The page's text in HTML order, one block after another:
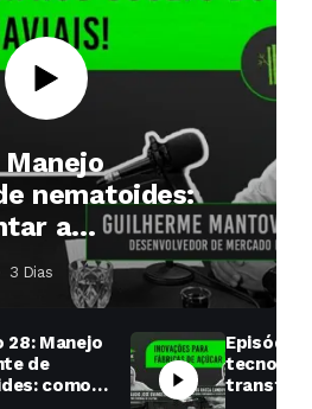
Manejo
nematoides:
a
das soqueiras?
3 Dias ⁮
28: Manejo
de
como
Episódio